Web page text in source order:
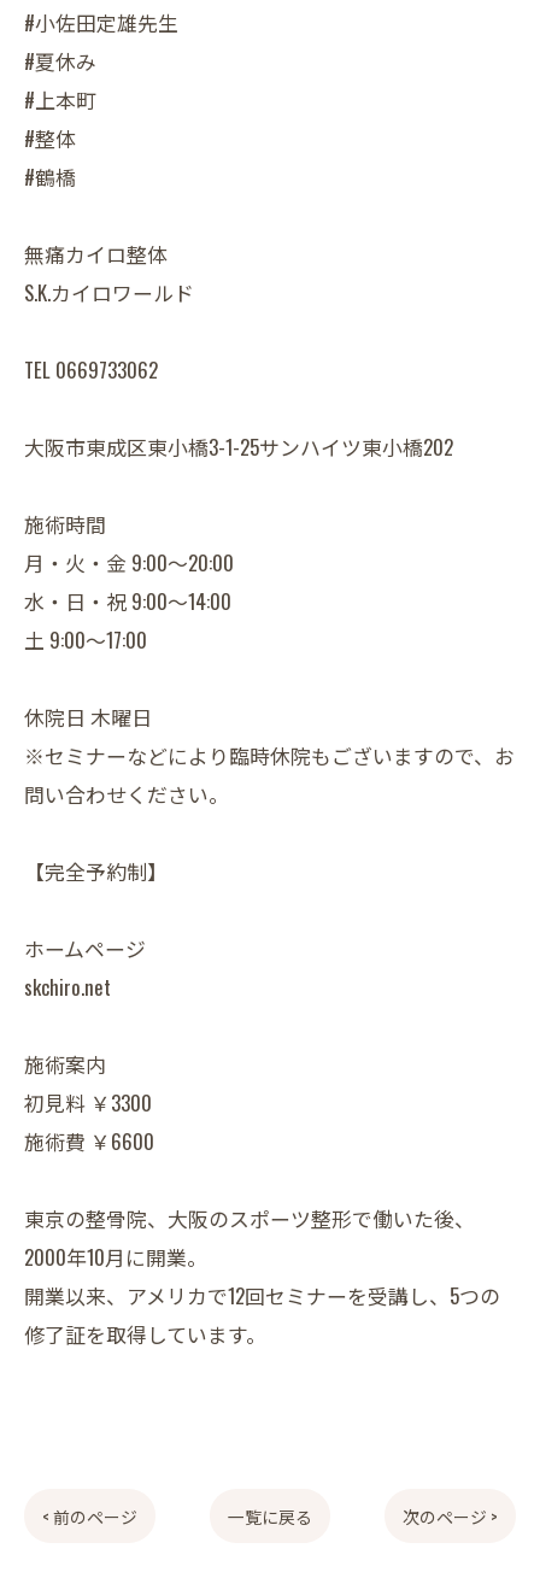
#小佐田定雄先生
#夏休み
#上本町
#整体
#鶴橋
無痛カイロ整体
S.K.カイロワールド
TEL 0669733062
大阪市東成区東小橋3-1-25サンハイツ東小橋202
施術時間
月・火・金 9:00～20:00
水・日・祝 9:00～14:00
土 9:00～17:00
休院日 木曜日
※セミナーなどにより臨時休院もございますので、お
問い合わせください。
【完全予約制】
ホームページ
skchiro.net
施術案内
初見料 ￥3300
施術費 ￥6600
東京の整骨院、大阪のスポーツ整形で働いた後、
2000年10月に開業。
開業以来、アメリカで12回セミナーを受講し、5つの
修了証を取得しています。
< 前のページ 一覧に戻る 次のページ >